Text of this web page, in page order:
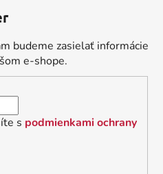
budeme zasielať informácie
e-shope.
s podmienkami ochrany